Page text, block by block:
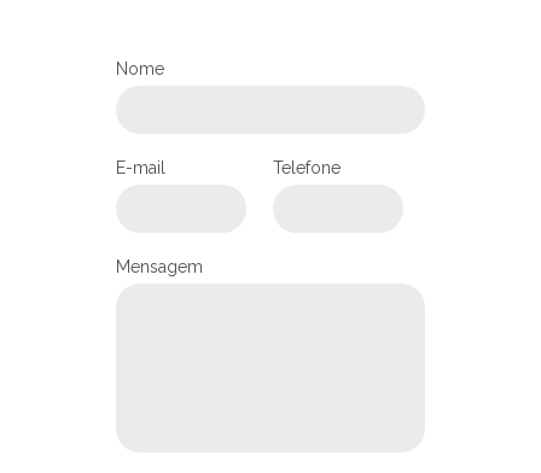
Em maio acontece mais uma
Nome
E-mail Telefone
Mensagem